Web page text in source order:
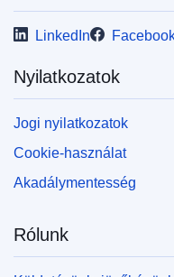
LinkedIn
Nyilatkozatok
Jogi nyilatkozatok
Cookie-használat
Akadálymentesség
Rólunk